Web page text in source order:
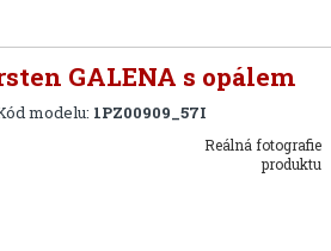
GALENA s opálem
modelu: 1PZ00909_57I
Reálná fotografie
produktu